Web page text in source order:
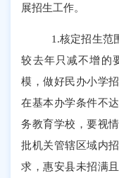
展招生工作。
1.核定招生范
较去年只减不增的
模，做好民办小学
在基本办学条件不
务教育学校，要视
批机关管辖区域内
求，惠安县未招满